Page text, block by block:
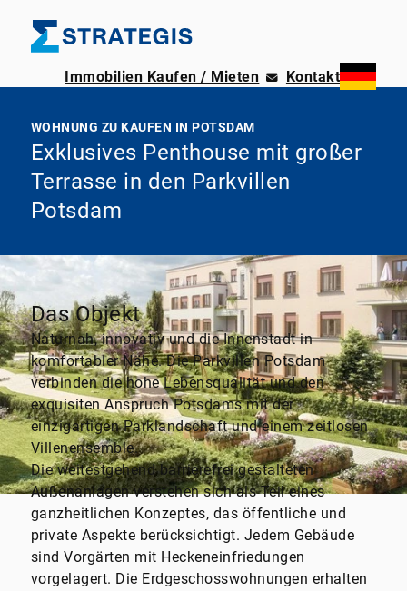
Immobilien Kaufen / Mieten Kontakt
WOHNUNG ZU KAUFEN IN POTSDAM
Exklusives Penthouse mit großer
Terrasse in den Parkvillen
Potsdam
Das Objekt
Naturnah, innovativ und die Innenstadt in
komfortabler Nähe. Die Parkvillen Potsdam
verbinden die hohe Lebensqualität und den
exquisiten Anspruch Potsdams mit der
einzigartigen Parklandschaft und einem zeitlosen
Villenensemble.
Die weitestgehend barrierefrei gestalteten
Außenanlagen verstehen sich als Teil eines
ganzheitlichen Konzeptes, das öffentliche und
private Aspekte berücksichtigt. Jedem Gebäude
sind Vorgärten mit Heckeneinfriedungen
vorgelagert. Die Erdgeschosswohnungen erhalten